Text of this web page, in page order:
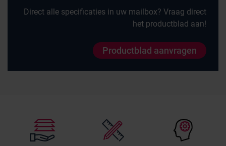
Direct alle specificaties in uw mailbox? Vraag direct
het productblad aan!
Productblad aanvragen